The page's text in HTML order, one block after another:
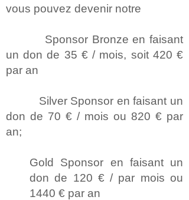
vous pouvez devenir notre
Sponsor Bronze en faisant
un don de 35 € / mois, soit 420 €
par an
Silver Sponsor en faisant un
don de 70 € / mois ou 820 € par
an;
Gold Sponsor en faisant un
don de 120 € / par mois ou
1440 € par an